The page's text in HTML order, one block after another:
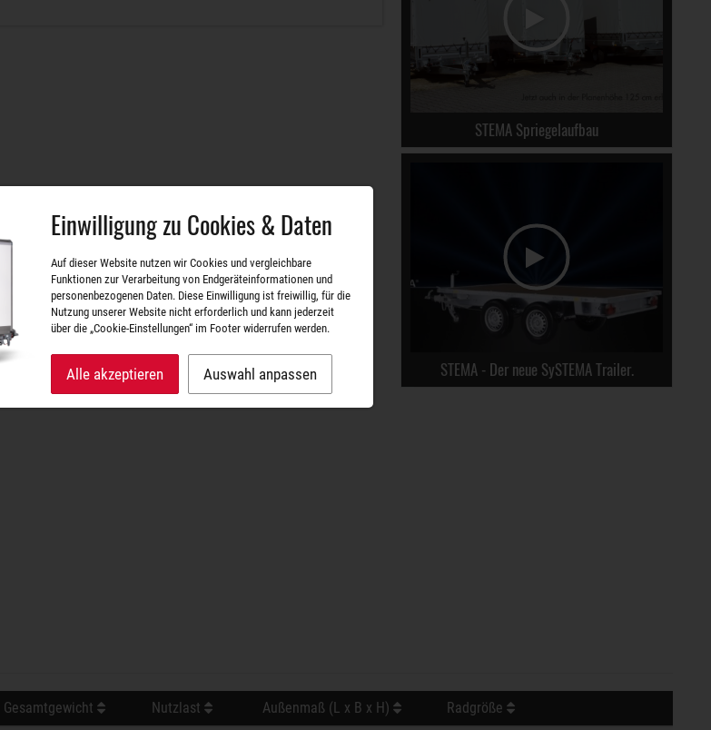
STEMA Spriegelaufbau
STEMA - Der neue SySTEMA Trailer.
Gesamtgewicht Nutzlast Außenmaß (L x B x H) Radgröße
Einwilligung zu Cookies & Daten
Auf dieser Website nutzen wir Cookies und vergleichbare
Funktionen zur Verarbeitung von Endgeräteinformationen und
personenbezogenen Daten. Diese Einwilligung ist freiwillig, für die
Nutzung unserer Website nicht erforderlich und kann jederzeit
über die „Cookie-Einstellungen“ im Footer widerrufen werden.
Alle akzeptieren Auswahl anpassen